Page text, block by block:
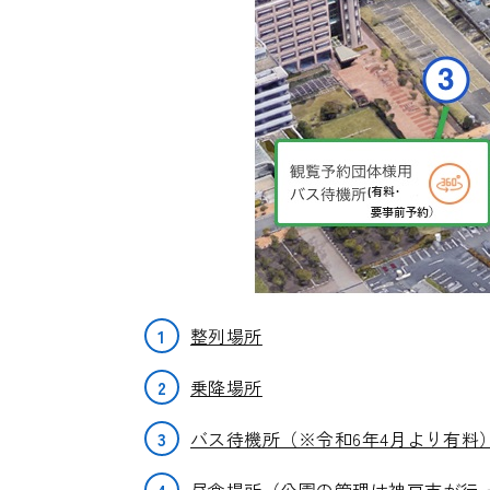
1
整列場所
2
乗降場所
3
バス待機所（※令和6年4月より有料